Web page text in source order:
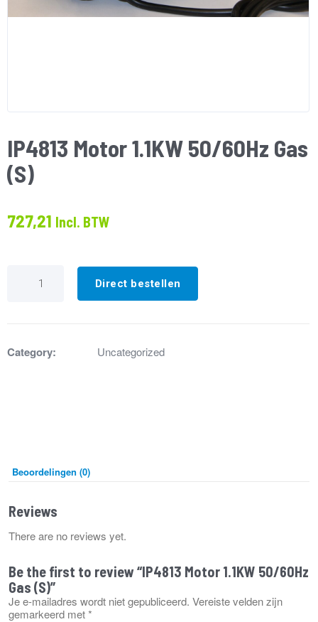
IP4813 Motor 1.1KW 50/60Hz Gas
(S)
727,21 Incl. BTW
aantal
Direct bestellen
Category: Uncategorized
Beoordelingen (0)
Reviews
There are no reviews yet.
Be the first to review “IP4813 Motor 1.1KW 50/60Hz
Gas (S)”
Je e-mailadres wordt niet gepubliceerd. Vereiste velden zijn
gemarkeerd met*